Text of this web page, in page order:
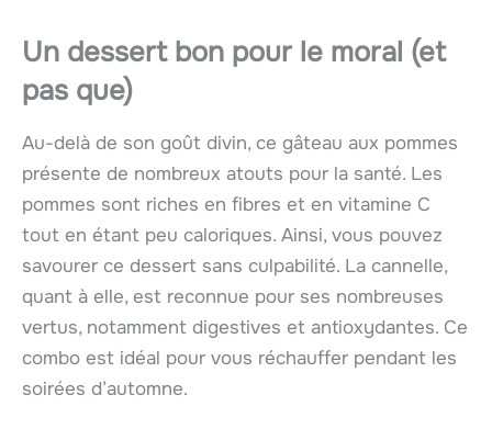
Un dessert bon pour le moral (et
pas que)
Au-delà de son goût divin, ce gâteau aux pommes
présente de nombreux atouts pour la santé. Les
pommes sont riches en fibres et en vitamine C
tout en étant peu caloriques. Ainsi, vous pouvez
savourer ce dessert sans culpabilité. La cannelle,
quant à elle, est reconnue pour ses nombreuses
vertus, notamment digestives et antioxydantes. Ce
combo est idéal pour vous réchauffer pendant les
soirées d’automne.